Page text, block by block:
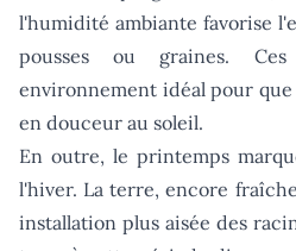
l'humidité ambiante favorise
pousses ou graines.
environnement idéal pour
en douceur au soleil.
En outre, le printemps
l'hiver. La terre, encore
installation plus aisée des